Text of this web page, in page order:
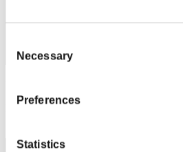
Selection
Necessary
Preferences
Statistics
Posizione